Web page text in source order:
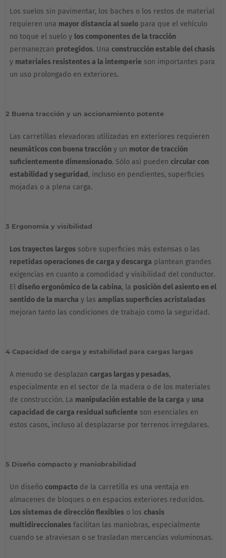
Los suelos sin pavimentar, los baches o los restos de material
requieren una mayor distancia al suelo para que el vehículo
no toque el suelo y los componentes de la tracción
permanezcan protegidos. Una construcción estable del chasis
y materiales resistentes a la intemperie son importantes para
un uso prolongado en exteriores.
2 Buena tracción y un accionamiento potente
Las carretillas elevadoras utilizadas en exteriores requieren
neumáticos con buena tracción y un motor de tracción
suficientemente dimensionado. Sólo así pueden circular con
estabilidad y seguridad , incluso en pendientes, superficies
mojadas o a plena carga.
3 Ergonomía y visibilidad
Los trayectos largos sobre superficies más extensas o las
repetidas operaciones de carga y descarga plantean grandes
exigencias en cuanto a comodidad y visibilidad del conductor.
El diseño ergonómico de la cabina, la posición del asiento en el
sentido de la marcha y las amplias superficies acristaladas
mejoran tanto las condiciones de trabajo como la seguridad.
4 Capacidad de carga y estabilidad para cargas largas
A menudo se desplazan cargas largas y pesadas,
especialmente en el sector de la madera o de los materiales
de construcción. La manipulación estable de la carga y una
capacidad de carga residual suficiente son esenciales en
estos casos, incluso al desplazarse por terrenos irregulares.
5 Diseño compacto y maniobrabilidad
Un diseño compacto de la carretilla es una ventaja en
almacenes de bloques o en espacios exteriores reducidos.
Los sistemas de dirección flexibles o los chasis
multidireccionales facilitan las maniobras, especialmente
cuando se atraviesan o se trasladan mercancías voluminosas.